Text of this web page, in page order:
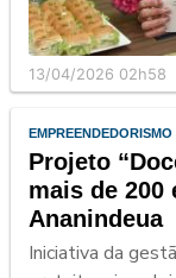
13/04/2026 02h58
EMPREENDEDORISMO
Projeto
mais de 200
Ananindeua
Iniciativa da